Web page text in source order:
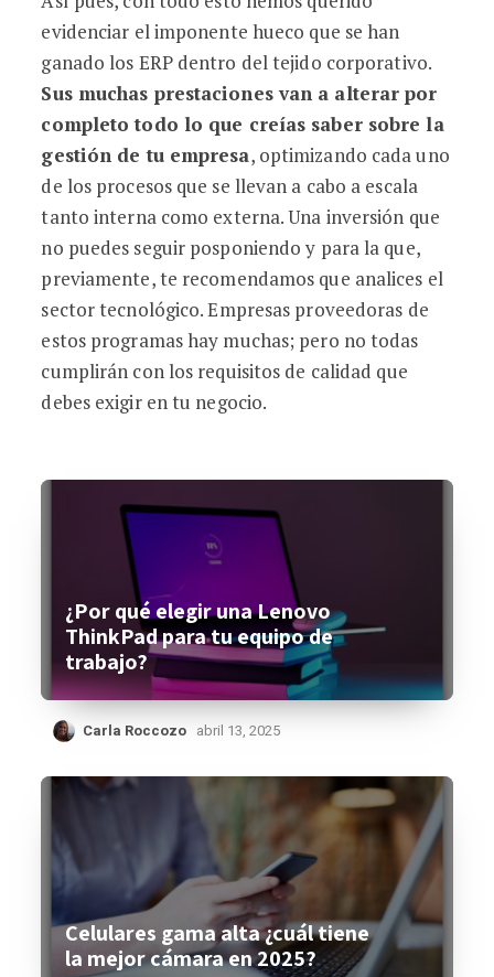
evidenciar el imponente hueco que se han
ganado los ERP dentro del tejido corporativo.
Sus muchas prestaciones van a alterar por
completo todo lo que creías saber sobre la
gestión de tu empresa, optimizando cada uno
de los procesos que se llevan a cabo a escala
tanto interna como externa. Una inversión que
no puedes seguir posponiendo y para la que,
previamente, te recomendamos que analices el
sector tecnológico. Empresas proveedoras de
estos programas hay muchas; pero no todas
cumplirán con los requisitos de calidad que
debes exigir en tu negocio.
¿Por qué elegir una Lenovo
ThinkPad para tu equipo de
trabajo?
Carla Roccozo abril 13, 2025
Celulares gama alta ¿cuál tiene
la mejor cámara en 2025?